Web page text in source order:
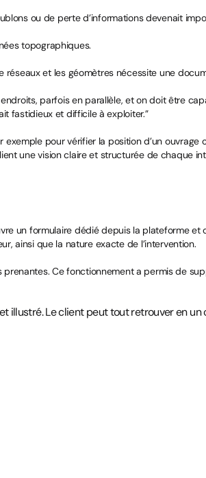
ou de perte d’informations devenait
topographiques.
et les géomètres nécessite une
parfois en parallèle, et on doit être
fastidieux et difficile à exploiter.”
pour vérifier la position d’un ouvrage
une vision claire et structurée de chaque
un formulaire dédié depuis la plateforme et
ainsi que la nature exacte de l’intervention.
Ce fonctionnement a permis de
illustré. Le client peut tout retrouver en